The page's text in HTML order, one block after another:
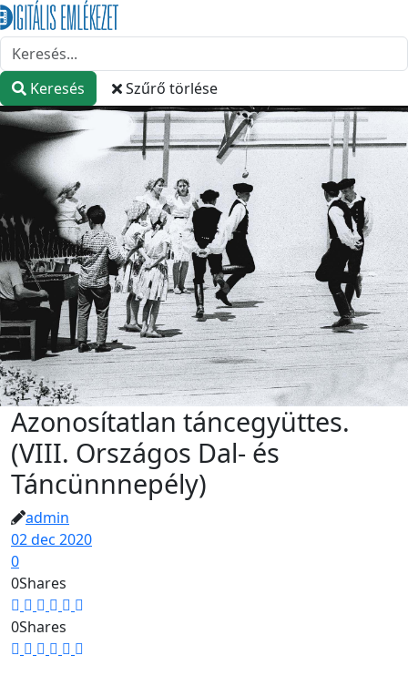
Keresés Szűrő törlése
Azonosítatlan táncegyüttes.
(VIII. Országos Dal- és
Táncünnnepély)
admin
02 dec 2020
0
0Shares
0Shares